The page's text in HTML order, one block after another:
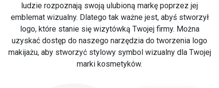
ludzie rozpoznają swoją ulubioną markę poprzez jej
emblemat wizualny. Dlatego tak ważne jest, abyś stworzył
logo, które stanie się wizytówką Twojej firmy. Można
uzyskać dostęp do naszego narzędzia do tworzenia logo
makijażu, aby stworzyć stylowy symbol wizualny dla Twojej
marki kosmetyków.